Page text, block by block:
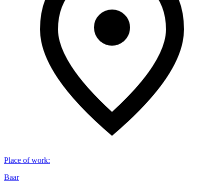
Place of work:
Baar